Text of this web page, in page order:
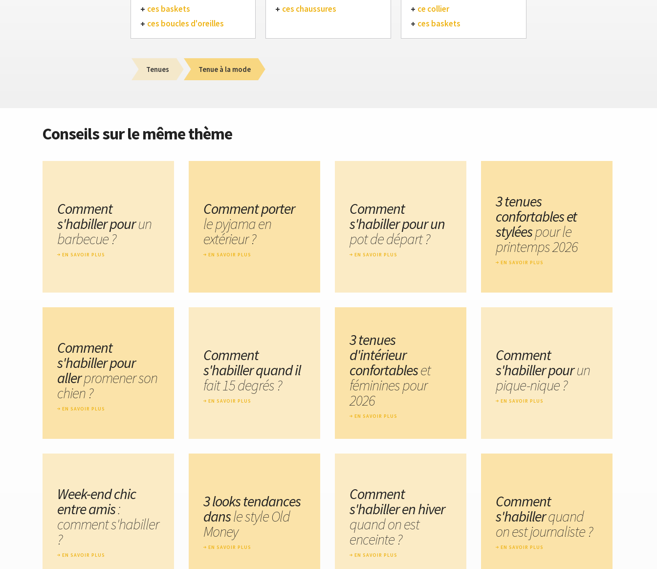
ces baskets
ces boucles d'oreilles
ces chaussures
ce collier
ces baskets
Tenues Tenue à la mode
Conseils sur le même thème
Comment
s'habiller pourun
barbecue ?
EN SAVOIR PLUS
Comment porter
le pyjama en
extérieur ?
EN SAVOIR PLUS
Comment
s'habiller pour un
pot de départ ?
EN SAVOIR PLUS
3 tenues
confortables et
styléespour le
printemps 2026
EN SAVOIR PLUS
Comment
s'habiller pour
allerpromener son
chien ?
EN SAVOIR PLUS
Comment
s'habiller quand il
fait 15 degrés ?
EN SAVOIR PLUS
3 tenues
d'intérieur
confortableset
féminines pour
2026
EN SAVOIR PLUS
Comment
s'habiller pourun
pique-nique ?
EN SAVOIR PLUS
Week-end chic
entre amis:
comment s'habiller
?
EN SAVOIR PLUS
3 looks tendances
dansle style Old
Money
EN SAVOIR PLUS
Comment
s'habiller en hiver
quand on est
enceinte ?
EN SAVOIR PLUS
Comment
s'habillerquand
on est journaliste ?
EN SAVOIR PLUS